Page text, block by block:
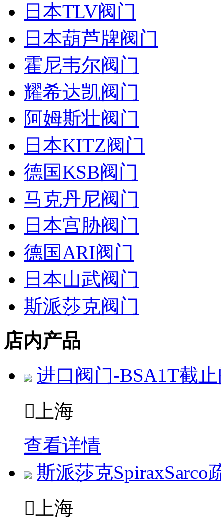
日本TLV阀门
日本葫芦牌阀门
霍尼韦尔阀门
耀希达凯阀门
阿姆斯壮阀门
日本KITZ阀门
德国KSB阀门
马克丹尼阀门
日本宫胁阀门
德国ARI阀门
日本山武阀门
斯派莎克阀门
店内产品
进口阀门-BSA1T截
 上海
查看详情
斯派莎克SpiraxSarco
 上海